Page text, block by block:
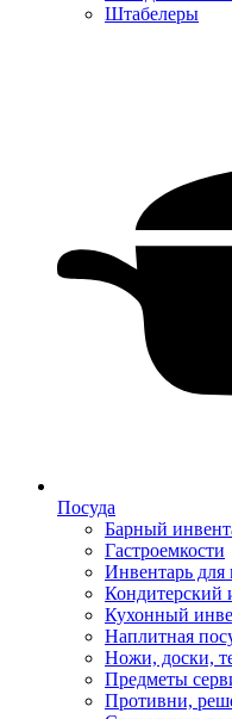
Штабелеры
Посуда
Барный
Гастроемкости
Инвентарь
Кондитерский
Кухонный
Наплитная
Ножи, доски,
Предметы
Противни,